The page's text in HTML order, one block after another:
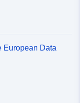
European Data